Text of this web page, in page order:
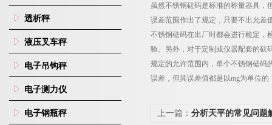
透析秤
液压叉车秤
电子吊钩秤
电子测力仪
电子钢瓶秤
虽然不锈钢砝码是标准的称量器具，
误差范围作出了规定，只要不出允差
不锈钢砝码在出厂时都会进行检定，
验。另外，对于定制或仪器配套的砝
规定的允许范围内，单个不锈钢砝码
误差，但其误差值都是以mg为单位的
上一篇： 分析天平的常见问题